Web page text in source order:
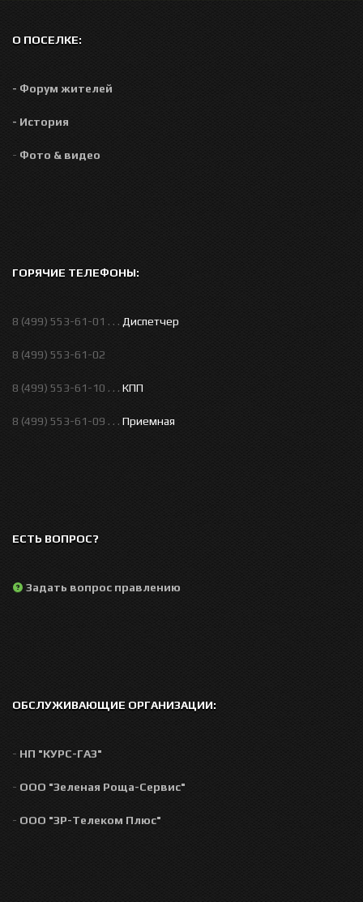
О ПОСЕЛКЕ:
- Форум жителей
- История
- Фото & видео
ГОРЯЧИЕ ТЕЛЕФОНЫ:
8 (499) 553-61-01 . . . Диспетчер
8 (499) 553-61-02
8 (499) 553-61-10 . . . КПП
8 (499) 553-61-09 . . . Приемная
ЕСТЬ ВОПРОС?
Задать вопрос правлению
ОБСЛУЖИВАЮЩИЕ ОРГАНИЗАЦИИ:
- НП "КУРС-ГАЗ"
- ООО "Зеленая Роща-Сервис"
- ООО "ЗР-Телеком Плюс"